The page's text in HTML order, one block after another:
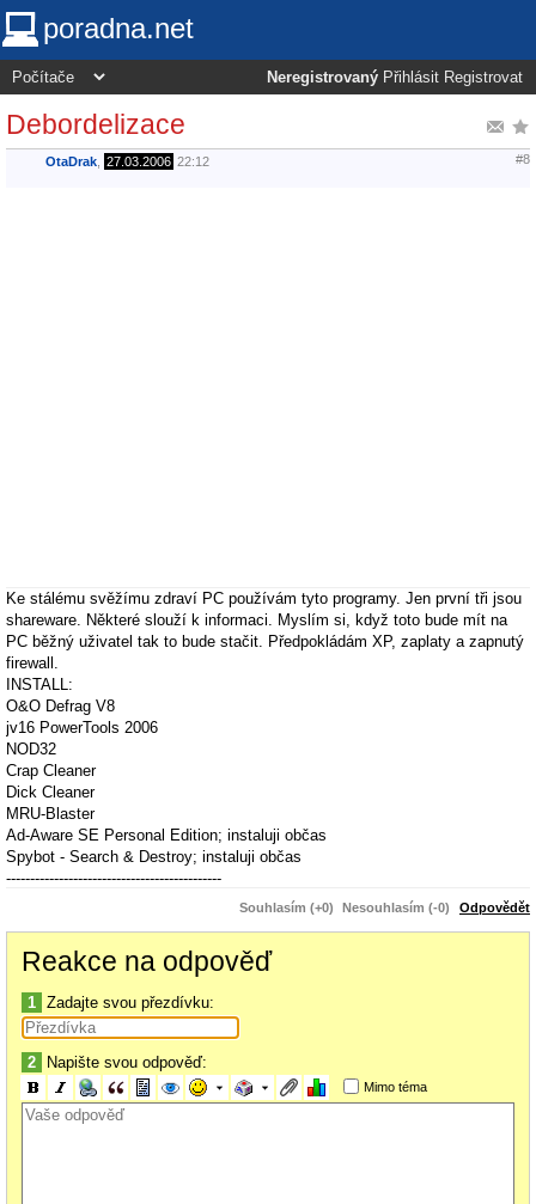
poradna.net
Neregistrovaný Přihlásit Registrovat
Debordelizace
OtaDrak 27.03.2006 22:12 #8
Ke stálému svěžímu zdraví PC používám tyto programy. Jen první tři jsou
shareware. Některé slouží k informaci. Myslím si, když toto bude mít na
PC běžný uživatel tak to bude stačit. Předpokládám XP, zaplaty a zapnutý
firewall.
INSTALL:
O&O Defrag V8
jv16 PowerTools 2006
NOD32
Crap Cleaner
Dick Cleaner
MRU-Blaster
Ad-Aware SE Personal Edition; instaluji občas
Spybot - Search & Destroy; instaluji občas
---------------------------------------------
CWShredder 2.19; instaluji občas
ProcessExplorer WXP
Filemon 7.01
Regmon 7.0
Autoruns 8.4
Souhlasím (+0) Nesouhlasím (-0) Odpovědět
Reakce na odpověď
1 Zadajte svou přezdívku:
2 Napište svou odpověď:
Mimo téma